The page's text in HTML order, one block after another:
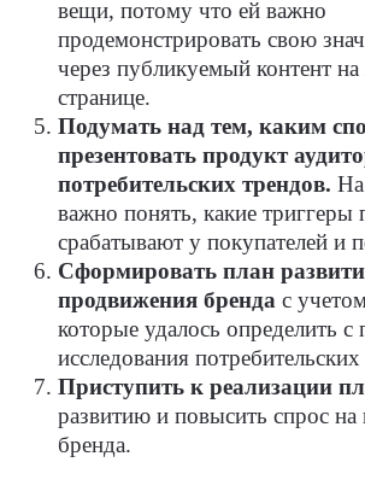
вещи, потому что ей важно
продемонстрировать свою
через публикуемый контент
странице.
Подумать над тем, каким
презентовать продукт
потребительских трендов. На
важно понять, какие триггеры
срабатывают у покупателей и
Сформировать план
продвижения бренда с
которые удалось определить
исследования
Приступить к реализации
развитию и повысить спрос
бренда.